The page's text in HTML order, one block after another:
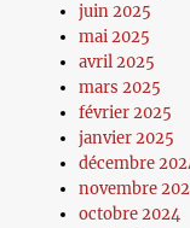
juin 2025
mai 2025
avril 2025
mars 2025
février 2025
janvier 2025
décembre
novembre
octobre 2024